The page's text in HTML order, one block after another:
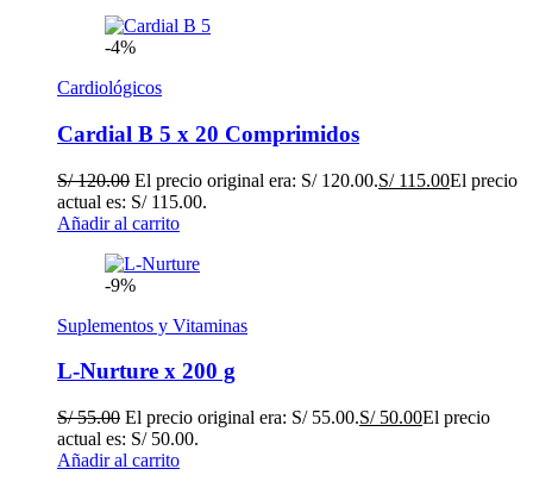
-4%
Cardiológicos
Cardial B 5 x 20 Comprimidos
S/120.00 El precio original era: S/ 120.00.S/115.00El precio
actual es: S/ 115.00.
Añadir al carrito
-9%
Suplementos y Vitaminas
L-Nurture x 200 g
S/55.00 El precio original era: S/ 55.00.S/50.00El precio
actual es: S/ 50.00.
Añadir al carrito